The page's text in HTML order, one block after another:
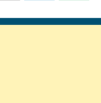
page page page